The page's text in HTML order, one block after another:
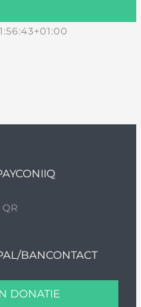
BANCONTACT
DONATIE